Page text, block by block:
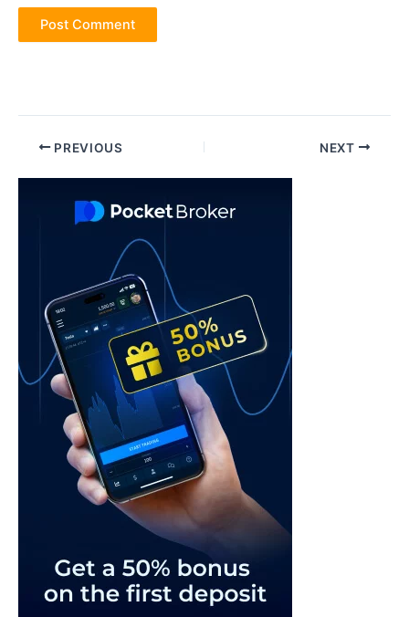
Post PREVIOUS NEXT